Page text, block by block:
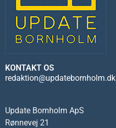
KONTAKT OS
redaktion@updatebornholm.dk
Update Bornholm ApS
Rønnevej 21